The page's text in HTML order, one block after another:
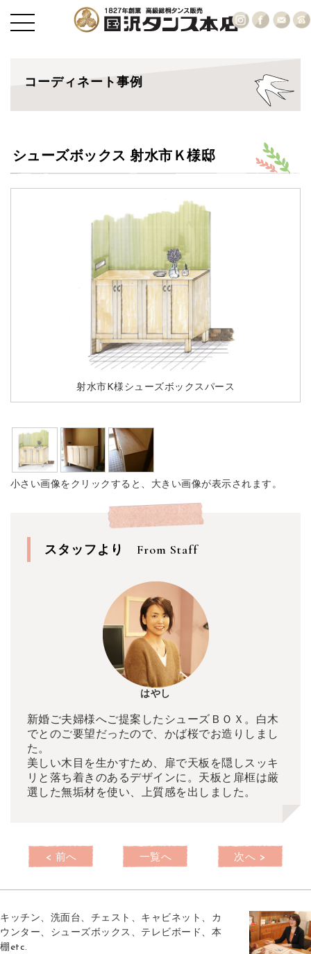
コーディネート事例
シューズボックス 射水市Ｋ様邸
射水市K様シューズボックスパース
小さい画像をクリックすると、大きい画像が表示されます。
スタッフより From Staff
はやし
新婚ご夫婦様へご提案したシューズＢＯＸ。白木
でとのご要望だったので、かば桜でお造りしまし
た。
美しい木目を生かすため、扉で天板を隠しスッキ
リと落ち着きのあるデザインに。天板と扉框は厳
選した無垢材を使い、上質感を出しました。
< 前へ 一覧へ 次へ >
キッチン、洗面台、チェスト、キャビネット、カ
ウンター、シューズボックス、テレビボード、本
棚etc.